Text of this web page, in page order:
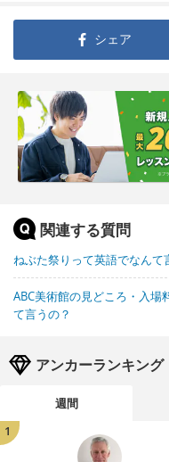
シェア
関連する質問
ねぶた祭りって英語でなんて
ABC美術館の見どころ・入
て言うの？
アンカーランキング
週間
1